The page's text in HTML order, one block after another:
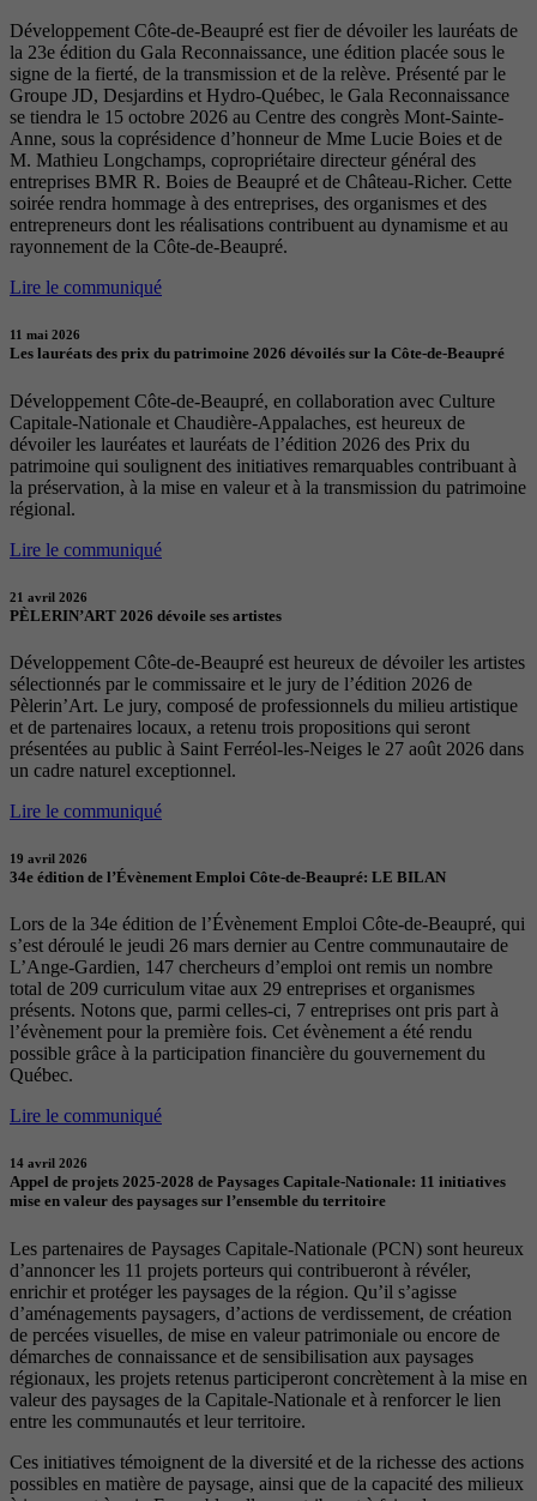
Développement Côte-de-Beaupré est fier de dévoiler les lauréats de
la 23e édition du Gala Reconnaissance, une édition placée sous le
signe de la fierté, de la transmission et de la relève. Présenté par le
Groupe JD, Desjardins et Hydro-Québec, le Gala Reconnaissance
se tiendra le 15 octobre 2026 au Centre des congrès Mont-Sainte-
Anne, sous la coprésidence d’honneur de Mme Lucie Boies et de
M. Mathieu Longchamps, copropriétaire directeur général des
entreprises BMR R. Boies de Beaupré et de Château-Richer. Cette
soirée rendra hommage à des entreprises, des organismes et des
entrepreneurs dont les réalisations contribuent au dynamisme et au
rayonnement de la Côte-de-Beaupré.
Lire le communiqué
11 mai 2026
Les lauréats des prix du patrimoine 2026 dévoilés sur la Côte-de-Beaupré
Développement Côte-de-Beaupré, en collaboration avec Culture
Capitale-Nationale et Chaudière-Appalaches, est heureux de
dévoiler les lauréates et lauréats de l’édition 2026 des Prix du
patrimoine qui soulignent des initiatives remarquables contribuant à
la préservation, à la mise en valeur et à la transmission du patrimoine
régional.
Lire le communiqué
21 avril 2026
PÈLERIN’ART 2026 dévoile ses artistes
Développement Côte-de-Beaupré est heureux de dévoiler les artistes
sélectionnés par le commissaire et le jury de l’édition 2026 de
Pèlerin’Art. Le jury, composé de professionnels du milieu artistique
et de partenaires locaux, a retenu trois propositions qui seront
présentées au public à Saint Ferréol-les-Neiges le 27 août 2026 dans
un cadre naturel exceptionnel.
Lire le communiqué
19 avril 2026
34e édition de l’Évènement Emploi Côte-de-Beaupré: LE BILAN
Lors de la 34e édition de l’Évènement Emploi Côte-de-Beaupré, qui
s’est déroulé le jeudi 26 mars dernier au Centre communautaire de
L’Ange-Gardien, 147 chercheurs d’emploi ont remis un nombre
total de 209 curriculum vitae aux 29 entreprises et organismes
présents. Notons que, parmi celles-ci, 7 entreprises ont pris part à
l’évènement pour la première fois. Cet évènement a été rendu
possible grâce à la participation financière du gouvernement du
Québec.
Lire le communiqué
14 avril 2026
Appel de projets 2025-2028 de Paysages Capitale-Nationale: 11 initiatives
mise en valeur des paysages sur l’ensemble du territoire
Les partenaires de Paysages Capitale-Nationale (PCN) sont heureux
d’annoncer les 11 projets porteurs qui contribueront à révéler,
enrichir et protéger les paysages de la région. Qu’il s’agisse
d’aménagements paysagers, d’actions de verdissement, de création
de percées visuelles, de mise en valeur patrimoniale ou encore de
démarches de connaissance et de sensibilisation aux paysages
régionaux, les projets retenus participeront concrètement à la mise en
valeur des paysages de la Capitale-Nationale et à renforcer le lien
entre les communautés et leur territoire.
Ces initiatives témoignent de la diversité et de la richesse des actions
possibles en matière de paysage, ainsi que de la capacité des milieux